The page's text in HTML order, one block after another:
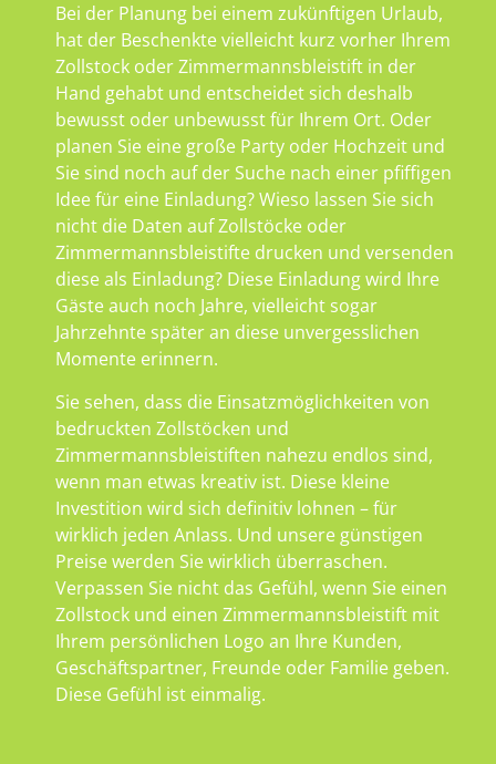
Bei der Planung bei einem zukünftigen Urlaub,
hat der Beschenkte vielleicht kurz vorher Ihrem
Zollstock oder Zimmermannsbleistift in der
Hand gehabt und entscheidet sich deshalb
bewusst oder unbewusst für Ihrem Ort. Oder
planen Sie eine große Party oder Hochzeit und
Sie sind noch auf der Suche nach einer pfiffigen
Idee für eine Einladung? Wieso lassen Sie sich
nicht die Daten auf Zollstöcke oder
Zimmermannsbleistifte drucken und versenden
diese als Einladung? Diese Einladung wird Ihre
Gäste auch noch Jahre, vielleicht sogar
Jahrzehnte später an diese unvergesslichen
Momente erinnern.
Sie sehen, dass die Einsatzmöglichkeiten von
bedruckten Zollstöcken und
Zimmermannsbleistiften nahezu endlos sind,
wenn man etwas kreativ ist. Diese kleine
Investition wird sich definitiv lohnen – für
wirklich jeden Anlass. Und unsere günstigen
Preise werden Sie wirklich überraschen.
Verpassen Sie nicht das Gefühl, wenn Sie einen
Zollstock und einen Zimmermannsbleistift mit
Ihrem persönlichen Logo an Ihre Kunden,
Geschäftspartner, Freunde oder Familie geben.
Diese Gefühl ist einmalig.